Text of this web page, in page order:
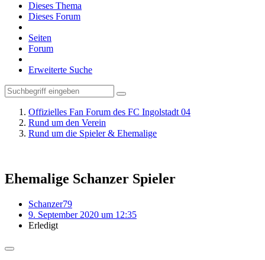
Dieses Thema
Dieses Forum
Seiten
Forum
Erweiterte Suche
Offizielles Fan Forum des FC Ingolstadt 04
Rund um den Verein
Rund um die Spieler & Ehemalige
Ehemalige Schanzer Spieler
Schanzer79
9. September 2020 um 12:35
Erledigt